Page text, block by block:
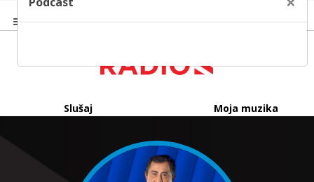
Slušaj Moja muzika